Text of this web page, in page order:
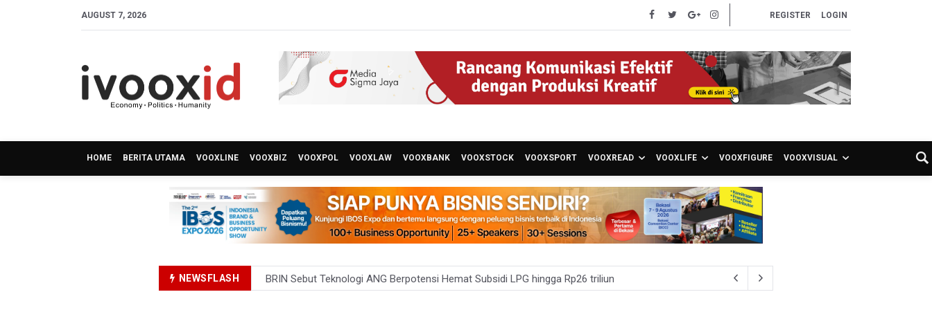
AUGUST 7, 2026 REGISTER LOGIN
HOME BERITA UTAMA VOOXLINE VOOXBIZ VOOXPOL VOOXLAW VOOXBANK VOOXSTOCK VOOXSPORT VOOXREAD VOOXLIFE VOOXFIGURE VOOXVISUAL
NEWSFLASH
BRIN Sebut Teknologi ANG Berpotensi Hemat Subsidi LPG hingga Rp26 triliun